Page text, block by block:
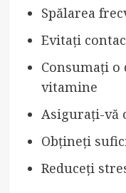
Spălarea
Evitați
Consumați o
vitamine
Asigurați-vă
Obțineți
Reduceți